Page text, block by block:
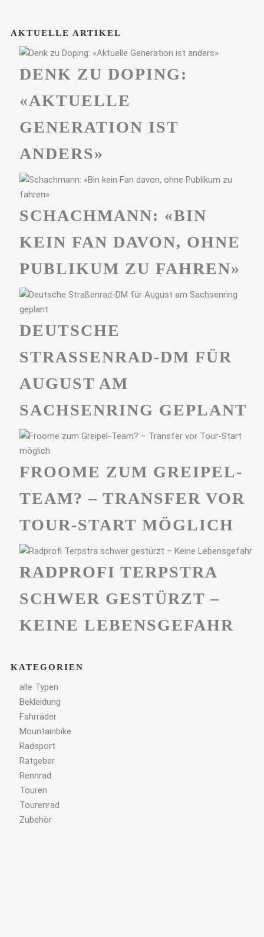
AKTUELLE ARTIKEL
DENK ZU DOPING:
«AKTUELLE
GENERATION IST
ANDERS»
SCHACHMANN: «BIN
KEIN FAN DAVON, OHNE
PUBLIKUM ZU FAHREN»
DEUTSCHE
STRASSENRAD-DM FÜR A
UGUST AM S
ACHSENRING GEPLANT
FROOME ZUM GREIPEL-
TEAM? – TRANSFER VOR
TOUR-START MÖGLICH
RADPROFI TERPSTRA
SCHWER GESTÜRZT –
KEINE LEBENSGEFAHR
KATEGORIEN
alle Typen
Bekleidung
Fahrräder
Mountainbike
Radsport
Ratgeber
Rennrad
Touren
Tourenrad
Zubehör